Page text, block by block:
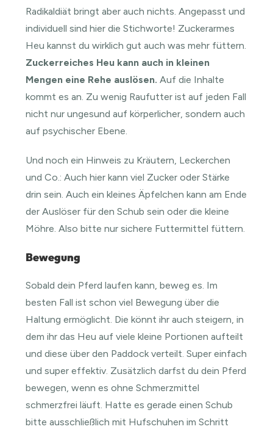
Radikaldiät bringt aber auch nichts. Angepasst und
individuell sind hier die Stichworte! Zuckerarmes
Heu kannst du wirklich gut auch was mehr füttern.
Zuckerreiches Heu kann auch in kleinen
Mengen eine Rehe auslösen.Auf die Inhalte
kommt es an. Zu wenig Raufutter ist auf jeden Fall
nicht nur ungesund auf körperlicher, sondern auch
auf psychischer Ebene.
Und noch ein Hinweis zu Kräutern, Leckerchen
und Co.: Auch hier kann viel Zucker oder Stärke
drin sein. Auch ein kleines Äpfelchen kann am Ende
der Auslöser für den Schub sein oder die kleine
Möhre. Also bitte nur sichere Futtermittel füttern.
Bewegung
Sobald dein Pferd laufen kann, beweg es. Im
besten Fall ist schon viel Bewegung über die
Haltung ermöglicht. Die könnt ihr auch steigern, in
dem ihr das Heu auf viele kleine Portionen aufteilt
und diese über den Paddock verteilt. Super einfach
und super effektiv. Zusätzlich darfst du dein Pferd
bewegen, wenn es ohne Schmerzmittel
schmerzfrei läuft. Hatte es gerade einen Schub
bitte ausschließlich mit Hufschuhen im Schritt